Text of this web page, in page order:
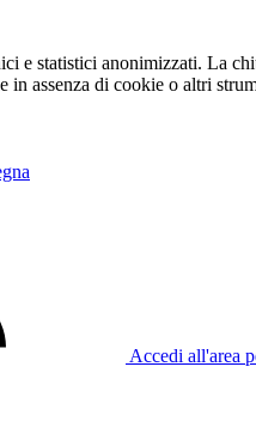
e statistici anonimizzati. La
in assenza di cookie o altri
Accedi all'area